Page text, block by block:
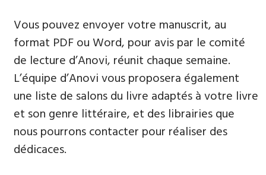
Vous pouvez envoyer votre manuscrit, au
format PDF ou Word, pour avis par le comité
de lecture d’Anovi, réunit chaque semaine.
L’équipe d’Anovi vous proposera également
une liste de salons du livre adaptés à votre livre
et son genre littéraire, et des librairies que
nous pourrons contacter pour réaliser des
dédicaces.